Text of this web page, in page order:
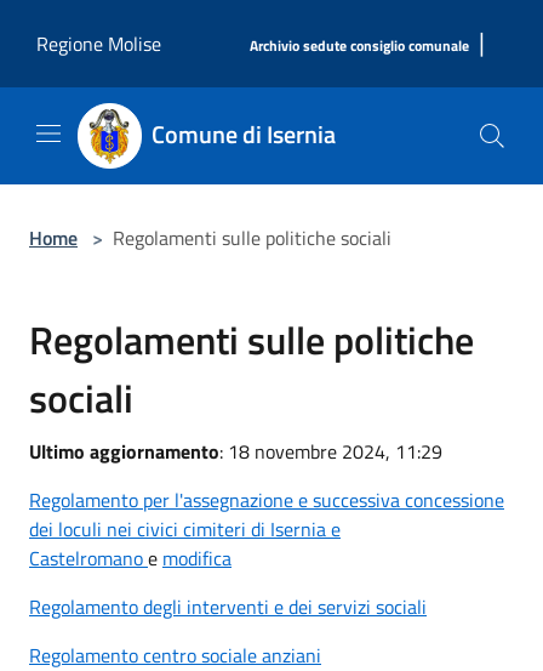
Regione Molise
Archivio sedute consiglio comunale |
Comune di Isernia
Home > Regolamenti sulle politiche sociali
Regolamenti sulle politiche
sociali
Ultimo aggiornamento: 18 novembre 2024, 11:29
Regolamento per l'assegnazione e successiva concessione
dei loculi nei civici cimiteri di Isernia e
Castelromanoe modifica
Regolamento degli interventi e dei servizi sociali
Regolamento centro sociale anziani